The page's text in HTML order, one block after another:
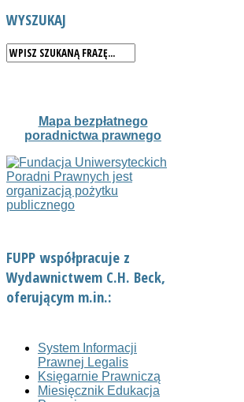
WYSZUKAJ
Mapa bezpłatnego
poradnictwa prawnego
FUPP współpracuje z
Wydawnictwem C.H. Beck,
oferującym m.in.:
System Informacji
Prawnej Legalis
Księgarnie Prawniczą
Miesięcznik Edukacja